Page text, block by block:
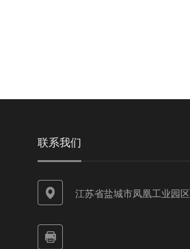
联系我们
江苏省盐城市凤凰工业园区